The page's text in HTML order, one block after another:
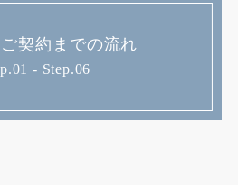
契約までの流れ
- Step.06